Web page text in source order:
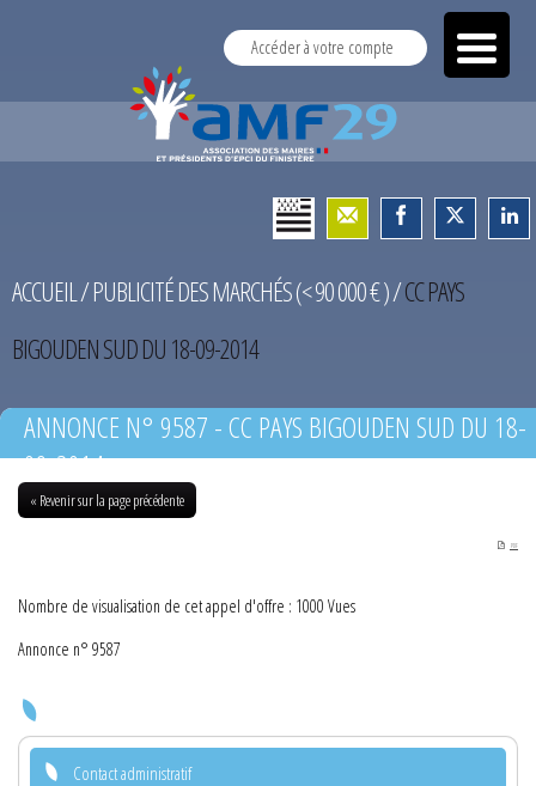
Accéder à votre compte
ACCUEIL/PUBLICITÉ DES MARCHÉS (< 90 000 € )/CC PAYS
BIGOUDEN SUD DU 18-09-2014
ANNONCE N° 9587 - CC PAYS BIGOUDEN SUD DU 18-
09-2014
« Revenir sur la page précédente
PDF
Nombre de visualisation de cet appel d'offre : 1000 Vues
Annonce n° 9587
Contact administratif